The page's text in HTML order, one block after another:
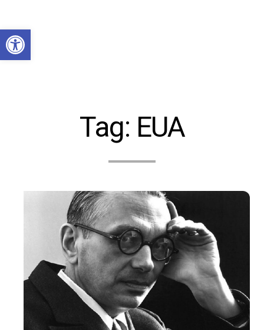
Abrir a barra de ferramentas
Tag: EUA